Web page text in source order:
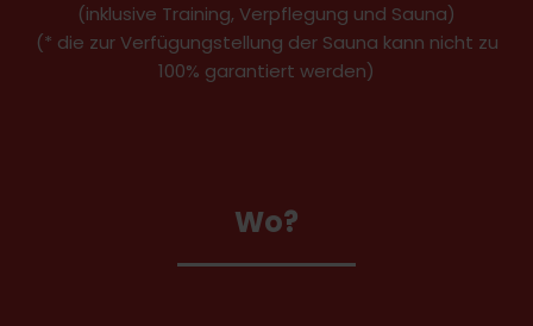
(inklusive Training, Verpflegung und Sauna)
(* die zur Verfügungstellung der Sauna kann nicht zu
100% garantiert werden)
Wo?